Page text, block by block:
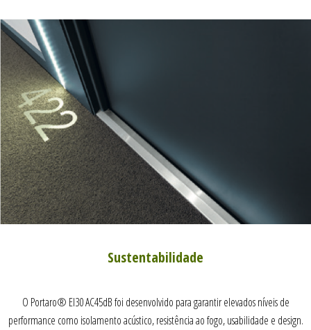
Sustentabilidade
O Portaro® EI30 AC45dB foi desenvolvido para garantir elevados níveis de
performance como isolamento acústico, resistência ao fogo, usabilidade e design.